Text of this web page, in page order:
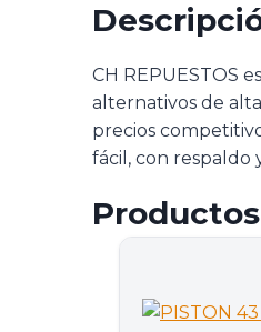
CH REPUESTOS
alternativos de
precios
fácil, con respaldo